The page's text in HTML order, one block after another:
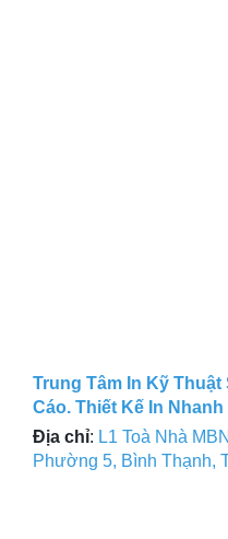
Trung Tâm In Kỹ Thuật
Cáo. Thiết Kế In Nhanh
Địa chỉ: L1 Toà Nhà
Phường 5, Bình Thạnh,